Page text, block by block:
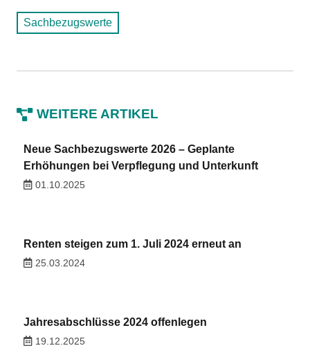
Sachbezugswerte
WEITERE ARTIKEL
Neue Sachbezugswerte 2026 – Geplante
Erhöhungen bei Verpflegung und Unterkunft
01.10.2025
Renten steigen zum 1. Juli 2024 erneut an
25.03.2024
Jahresabschlüsse 2024 offenlegen
19.12.2025